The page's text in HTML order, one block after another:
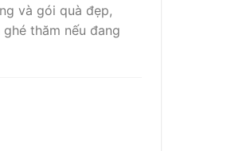
và gói quà đẹp,
thăm nếu đang